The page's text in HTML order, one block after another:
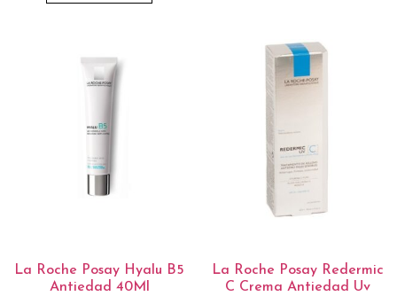
La Roche Posay Hyalu B5
Antiedad 40Ml
La Roche Posay Redermic
C Crema Antiedad Uv